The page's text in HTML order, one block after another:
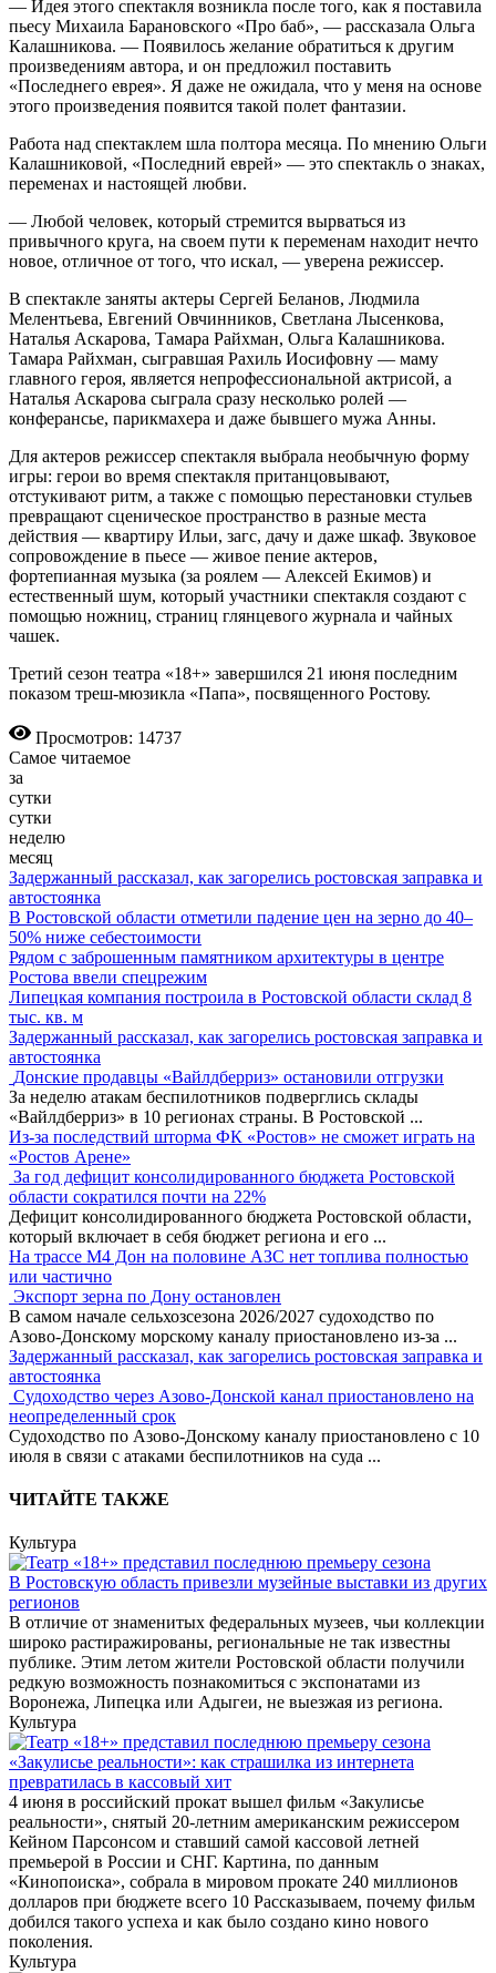
— Идея этого спектакля возникла после того, как я поставила
пьесу Михаила Барановского «Про баб», — рассказала Ольга
Калашникова. — Появилось желание обратиться к другим
произведениям автора, и он предложил поставить
«Последнего еврея». Я даже не ожидала, что у меня на основе
этого произведения появится такой полет фантазии.
Работа над спектаклем шла полтора месяца. По мнению Ольги
Калашниковой, «Последний еврей» — это спектакль о знаках,
переменах и настоящей любви.
— Любой человек, который стремится вырваться из
привычного круга, на своем пути к переменам находит нечто
новое, отличное от того, что искал, — уверена режиссер.
В спектакле заняты актеры Сергей Беланов, Людмила
Мелентьева, Евгений Овчинников, Светлана Лысенкова,
Наталья Аскарова, Тамара Райхман, Ольга Калашникова.
Тамара Райхман, сыгравшая Рахиль Иосифовну — маму
главного героя, является непрофессиональной актрисой, а
Наталья Аскарова сыграла сразу несколько ролей —
конферансье, парикмахера и даже бывшего мужа Анны.
Для актеров режиссер спектакля выбрала необычную форму
игры: герои во время спектакля пританцовывают,
отстукивают ритм, а также с помощью перестановки стульев
превращают сценическое пространство в разные места
действия — квартиру Ильи, загс, дачу и даже шкаф. Звуковое
сопровождение в пьесе — живое пение актеров,
фортепианная музыка (за роялем — Алексей Екимов) и
естественный шум, который участники спектакля создают с
помощью ножниц, страниц глянцевого журнала и чайных
чашек.
Третий сезон театра «18+» завершился 21 июня последним
показом треш-мюзикла «Папа», посвященного Ростову.
Просмотров: 14737
Самое читаемое
за
сутки
сутки
неделю
месяц
Задержанный рассказал, как загорелись ростовская заправка и
автостоянка
В Ростовской области отметили падение цен на зерно до 40–
50% ниже себестоимости
Рядом с заброшенным памятником архитектуры в центре
Ростова ввели спецрежим
Липецкая компания построила в Ростовской области склад 8
тыс. кв. м
Задержанный рассказал, как загорелись ростовская заправка и
автостоянка
Донские продавцы «Вайлдберриз» остановили отгрузки
За неделю атакам беспилотников подверглись склады
«Вайлдберриз» в 10 регионах страны. В Ростовской ...
Из-за последствий шторма ФК «Ростов» не сможет играть на
«Ростов Арене»
За год дефицит консолидированного бюджета Ростовской
области сократился почти на 22%
Дефицит консолидированного бюджета Ростовской области,
который включает в себя бюджет региона и его ...
На трассе М4 Дон на половине АЗС нет топлива полностью
или частично
Экспорт зерна по Дону остановлен
В самом начале сельхозсезона 2026/2027 судоходство по
Азово-Донскому морскому каналу приостановлено из-за ...
Задержанный рассказал, как загорелись ростовская заправка и
автостоянка
Судоходство через Азово-Донской канал приостановлено на
неопределенный срок
Судоходство по Азово-Донскому каналу приостановлено с 10
июля в связи с атаками беспилотников на суда ...
ЧИТАЙТЕ ТАКЖЕ
Культура
В Ростовскую область привезли музейные выставки из других
регионов
В отличие от знаменитых федеральных музеев, чьи коллекции
широко растиражированы, региональные не так известны
публике. Этим летом жители Ростовской области получили
редкую возможность познакомиться с экспонатами из
Воронежа, Липецка или Адыгеи, не выезжая из региона.
Культура
«Закулисье реальности»: как страшилка из интернета
превратилась в кассовый хит
4 июня в российский прокат вышел фильм «Закулисье
реальности», снятый 20-летним американским режиссером
Кейном Парсонсом и ставший самой кассовой летней
премьерой в России и СНГ. Картина, по данным
«Кинопоиска», собрала в мировом прокате 240 миллионов
долларов при бюджете всего 10 Рассказываем, почему фильм
добился такого успеха и как было создано кино нового
поколения.
Культура